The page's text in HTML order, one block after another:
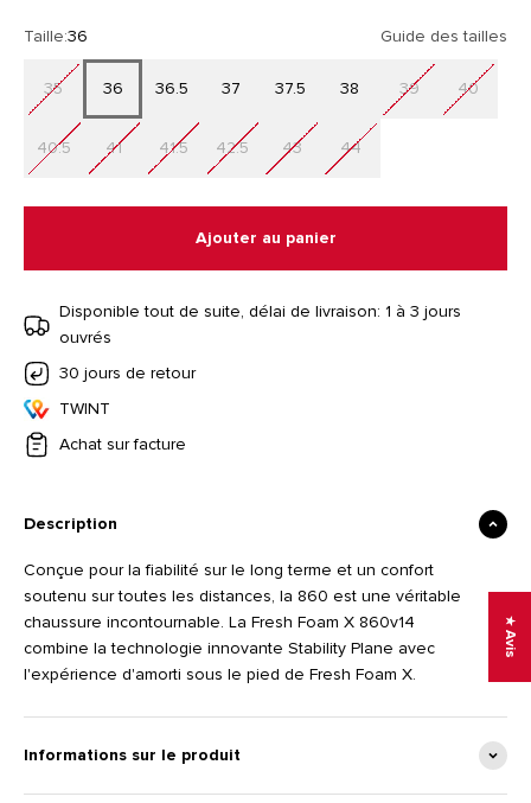
Taille:36 Guide des tailles
35 36 36.5 37 37.5 38 39 40
40.5 41 41.5 42.5 43 44
Ajouter au panier
Disponible tout de suite, délai de livraison: 1 à 3 jours
ouvrés
30 jours de retour
TWINT
Achat sur facture
Description
Conçue pour la fiabilité sur le long terme et un confort
soutenu sur toutes les distances, la 860 est une véritable
chaussure incontournable. La Fresh Foam X 860v14
combine la technologie innovante Stability Plane avec
l'expérience d'amorti sous le pied de Fresh Foam X.
Informations sur le produit
★ Avis